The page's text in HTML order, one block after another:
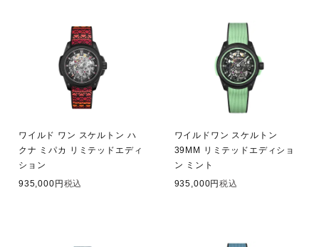
ワイルド ワン スケルトン ハ
クナ ミパカ リミテッドエディ
ション
935,000
税込
ワイルドワン スケルトン
39MM リミテッドエディショ
ン ミント
935,000
税込